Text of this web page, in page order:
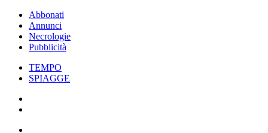
Abbonati
Annunci
Necrologie
Pubblicità
TEMPO
SPIAGGE